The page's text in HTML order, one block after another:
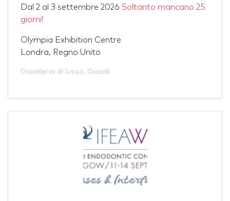
Dal 2 al 3 settembre 2026 Soltanto mancano 25
giorni!
Olympia Exhibition Centre
Londra, Regno Unito
Gioielleria di lusso, Gioielli